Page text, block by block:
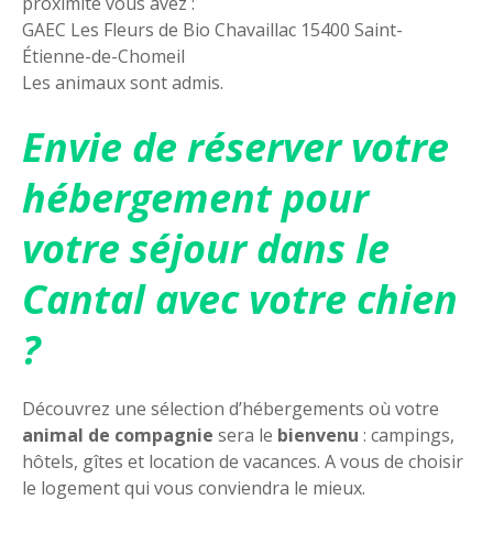
GAEC Les Fleurs de Bio Chavaillac 15400 Saint-
Étienne-de-Chomeil
Les animaux sont admis.
Envie de réserver votre
hébergement pour
votre séjour dans le
Cantal avec votre chien
?
Découvrez une sélection d’hébergements où votre
animal de compagnie sera le bienvenu : campings,
hôtels, gîtes et location de vacances. A vous de choisir
le logement qui vous conviendra le mieux.